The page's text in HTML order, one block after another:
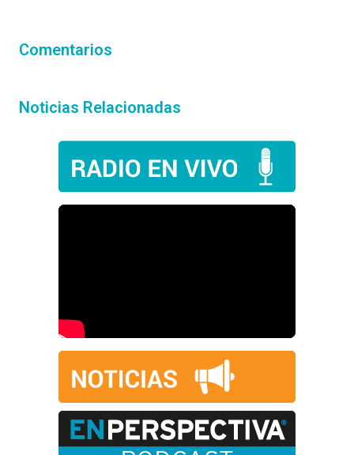
Comentarios
Noticias Relacionadas